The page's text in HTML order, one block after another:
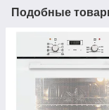
Подобные